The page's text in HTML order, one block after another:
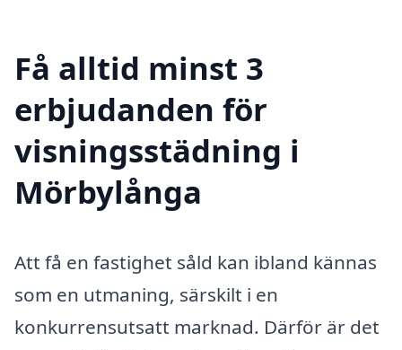
Få alltid minst 3
erbjudanden för
visningsstädning i
Mörbylånga
Att få en fastighet såld kan ibland kännas
som en utmaning, särskilt i en
konkurrensutsatt marknad. Därför är det